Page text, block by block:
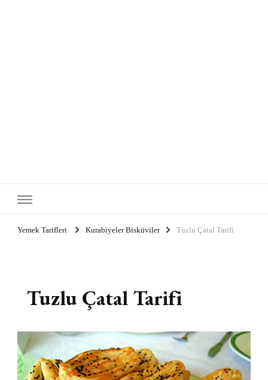
Yemek Tarifleri Kurabiyeler Bisküviler Tuzlu Çatal Tarifi
Tuzlu Çatal Tarifi